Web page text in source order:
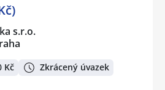
s.r.o.
Kč Zkrácený úvazek